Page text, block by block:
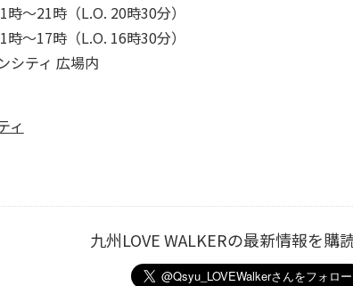
～21時（L.O. 20時30分）
時（L.O. 16時30分）
シティ 広場内
ィ
九州LOVE WALKERの最新情報を購